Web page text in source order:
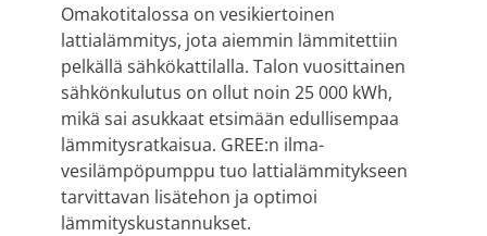
Omakotitalossa on vesikiertoinen
lattialämmitys, jota aiemmin lämmitettiin
pelkällä sähkökattilalla. Talon vuosittainen
sähkönkulutus on ollut noin 25 000 kWh,
mikä sai asukkaat etsimään edullisempaa
lämmitysratkaisua. GREE:n ilma-
vesilämpöpumppu tuo lattialämmitykseen
tarvittavan lisätehon ja optimoi
lämmityskustannukset.